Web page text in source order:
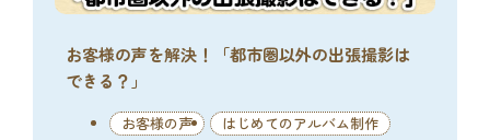
お客様の声を解決！「都市圏以外の出張撮影は
できる？」
お客様の声
はじめてのアルバム制作